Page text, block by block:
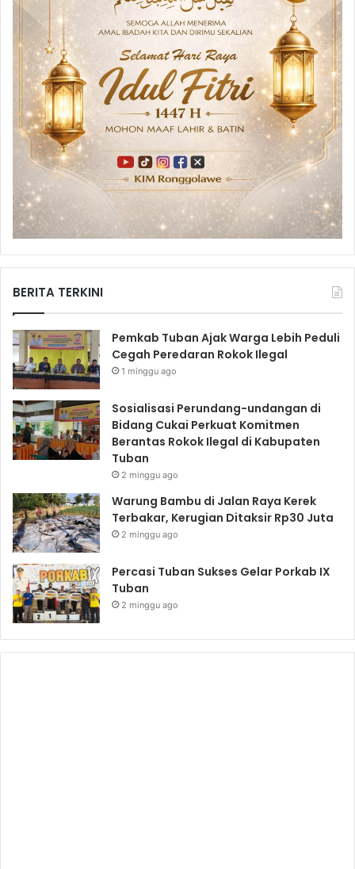
BERITA TERKINI
Pemkab Tuban Ajak Warga Lebih Peduli
Cegah Peredaran Rokok Ilegal
1 minggu ago
Sosialisasi Perundang-undangan di
Bidang Cukai Perkuat Komitmen
Berantas Rokok Ilegal di Kabupaten
Tuban
2 minggu ago
Warung Bambu di Jalan Raya Kerek
Terbakar, Kerugian Ditaksir Rp30 Juta
2 minggu ago
Percasi Tuban Sukses Gelar Porkab IX
Tuban
2 minggu ago